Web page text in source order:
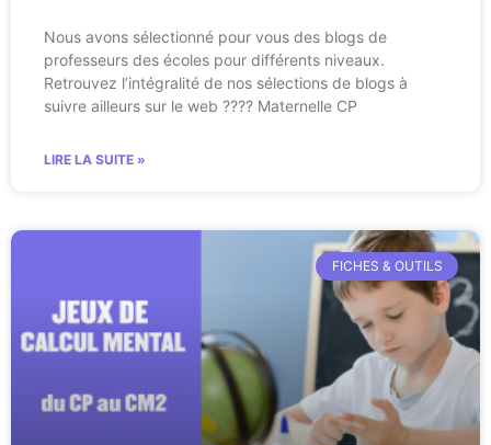
Nous avons sélectionné pour vous des blogs de
professeurs des écoles pour différents niveaux.
Retrouvez l’intégralité de nos sélections de blogs à
suivre ailleurs sur le web ???? Maternelle CP
LIRE LA SUITE »
FICHES & OUTILS